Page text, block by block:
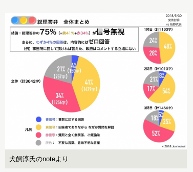
犬飼淳氏のnoteより